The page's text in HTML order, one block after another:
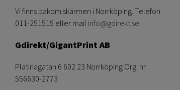
Vi finns bakom skärmen i Norrköping. Telefon
011-251515 eller mail info@gdirekt.se
Gdirekt/GigantPrint AB
Platinagatan 6 602 23 Norrköping Org. nr:
556630-2773